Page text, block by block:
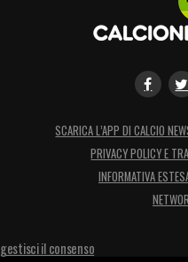
SCARICA L’APP DI CALCIO
PRIVACY POLICY E
INFORMATIVA
gestisci il consenso